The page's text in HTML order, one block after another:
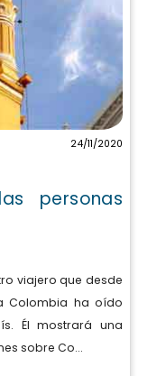
24/11/2020
personas
viajero que desde
Colombia ha oído
Él mostrará una
sobre Co...